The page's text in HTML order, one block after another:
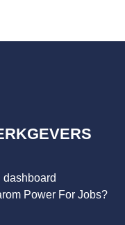
dashboard
Power For Jobs?